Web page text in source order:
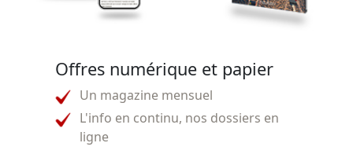
Offres numérique et papier
Un magazine mensuel
L'info en continu, nos dossiers en
ligne